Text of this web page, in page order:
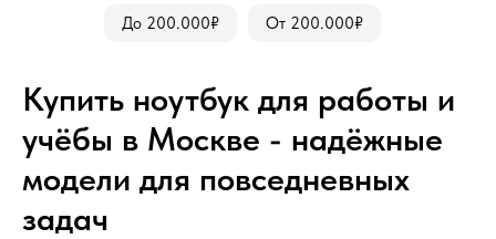
До 200.000₽ От 200.000₽
Купить ноутбук для работы и
учёбы в Москве - надёжные
модели для повседневных
задач